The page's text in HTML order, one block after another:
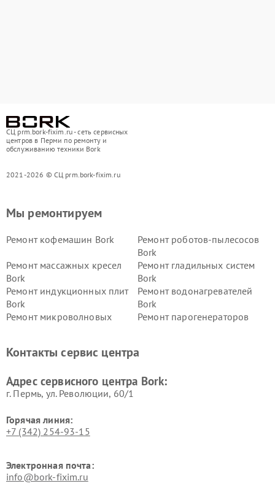
СЦ prm.bork-fixim.ru - сеть сервисных
центров в Перми по ремонту и
обслуживанию техники Bork
2021-2026 © СЦ prm.bork-fixim.ru
Мы ремонтируем
Ремонт кофемашин Bork
Ремонт роботов-пылесосов
Bork
Ремонт массажных кресел
Bork
Ремонт гладильных систем
Bork
Ремонт индукционных плит
Bork
Ремонт водонагревателей
Bork
Ремонт микроволновых
Ремонт парогенераторов
воздуха Bork
Bork
Bork
Контакты сервис центра
Адрес сервисного центра Bork:
г. Пермь, ул. ​Революции, 60/1
Горячая линия:
+7 (342) 254-93-15
Электронная почта:
info@bork-fixim.ru